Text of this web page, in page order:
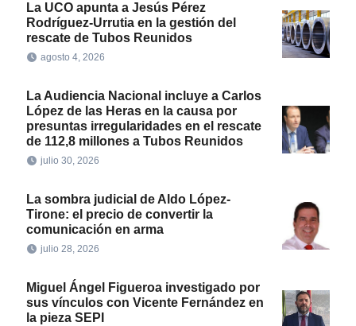
La UCO apunta a Jesús Pérez
Rodríguez-Urrutia en la gestión del
rescate de Tubos Reunidos
agosto 4, 2026
La Audiencia Nacional incluye a Carlos
López de las Heras en la causa por
presuntas irregularidades en el rescate
de 112,8 millones a Tubos Reunidos
julio 30, 2026
La sombra judicial de Aldo López-
Tirone: el precio de convertir la
comunicación en arma
julio 28, 2026
Miguel Ángel Figueroa investigado por
sus vínculos con Vicente Fernández en
la pieza SEPI